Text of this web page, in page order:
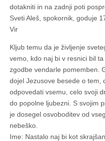
dotakniti in na zadnji poti
Sveti Aleš, spokornik, goduje
Vir
Kljub temu da je življenje
vemo, kdo naj bi v resnici bil
zgodbe vendarle pomemben.
dojel Jezusove besede o tem,
odpovedati vsemu, celo svoji
do popolne ljubezni. S svojim
je dosegel osvoboditev od
nebeško.
Ime: Nastalo naj bi kot